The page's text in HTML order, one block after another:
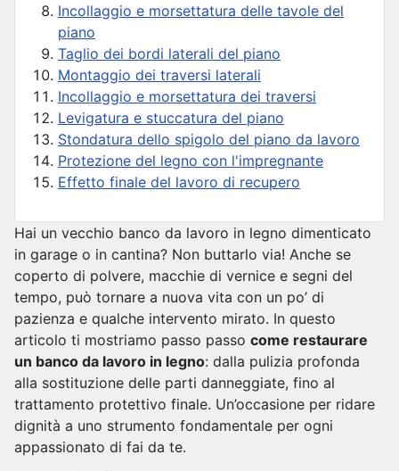
Incollaggio e morsettatura delle tavole del
piano
Taglio dei bordi laterali del piano
Montaggio dei traversi laterali
Incollaggio e morsettatura dei traversi
Levigatura e stuccatura del piano
Stondatura dello spigolo del piano da lavoro
Protezione del legno con l'impregnante
Effetto finale del lavoro di recupero
Hai un vecchio banco da lavoro in legno dimenticato
in garage o in cantina? Non buttarlo via! Anche se
coperto di polvere, macchie di vernice e segni del
tempo, può tornare a nuova vita con un po’ di
pazienza e qualche intervento mirato. In questo
articolo ti mostriamo passo passo come restaurare
un banco da lavoro in legno: dalla pulizia profonda
alla sostituzione delle parti danneggiate, fino al
trattamento protettivo finale. Un’occasione per ridare
dignità a uno strumento fondamentale per ogni
appassionato di fai da te.